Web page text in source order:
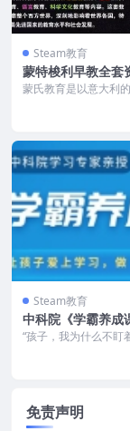
Steam教育
蒙特梭利早教全套
1-3岁
蒙氏教育是以意大利
玛丽亚·蒙台梭利（
Steam教育
中科院《学霸养成
习心理，让孩子爱
“孩子，我为什么不盯
有远见的父母，都知
免责声明